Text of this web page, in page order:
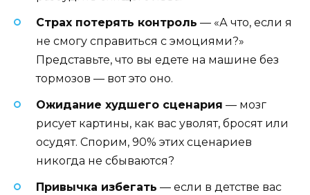
Страх потерять контроль — «А что, если я
не смогу справиться с эмоциями?»
Представьте, что вы едете на машине без
тормозов — вот это оно.
Ожидание худшего сценария — мозг
рисует картины, как вас уволят, бросят или
осудят. Спорим, 90% этих сценариев
никогда не сбываются?
Привычка избегать — если в детстве вас